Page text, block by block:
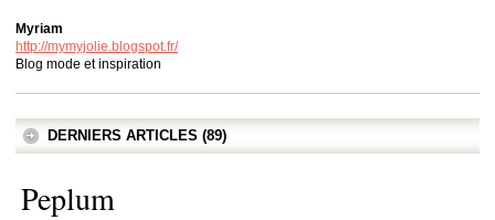
Myriam
http://mymyjolie.blogspot.fr/
Blog mode et inspiration
DERNIERS ARTICLES (89)
Peplum